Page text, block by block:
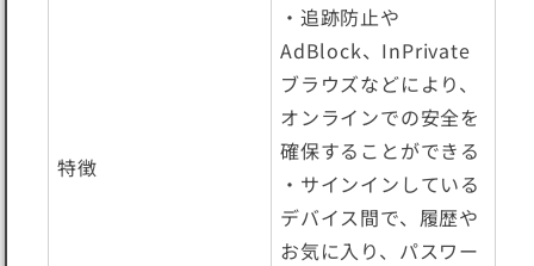
特徴
・追跡防止や
AdBlock、InPrivate
ブラウズなどにより、
オンラインでの安全を
確保することができる
・サインインしている
デバイス間で、履歴や
お気に入り、パスワー